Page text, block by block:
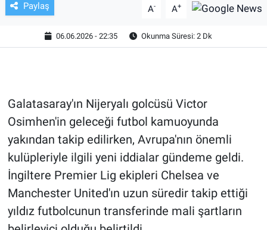
Paylaş A- A+
06.06.2026 - 22:35 Okunma Süresi: 2 Dk
Galatasaray'ın Nijeryalı golcüsü Victor
Osimhen'in geleceği futbol kamuoyunda
yakından takip edilirken, Avrupa'nın önemli
kulüpleriyle ilgili yeni iddialar gündeme geldi.
İngiltere Premier Lig ekipleri Chelsea ve
Manchester United'ın uzun süredir takip ettiği
yıldız futbolcunun transferinde mali şartların
EKONOMİ
ÇEVRE
HABERDE İNSAN
POLİTİKA